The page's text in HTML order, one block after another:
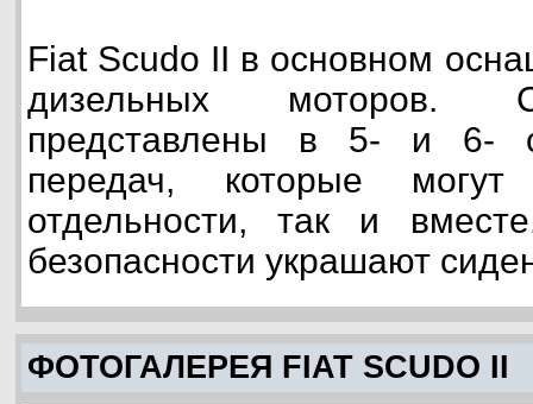
Fiat Scudo II в основном
дизельных моторов.
представлены в 5- и 6-
передач, которые
отдельности, так и
безопасности украшают
ФОТОГАЛЕРЕЯ FIAT SCUDO II